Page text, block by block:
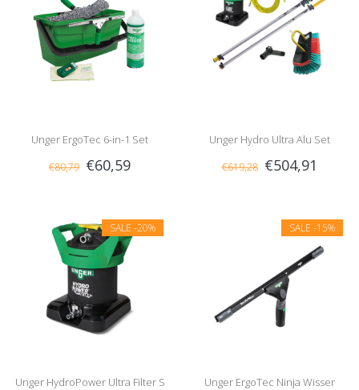
Unger ErgoTec 6-in-1 Set
€80,79 €60,59
Unger Hydro Ultra Alu Set
€619,28 €504,91
SALE -20%
Unger HydroPower Ultra Filter S
SALE -15%
Unger ErgoTec Ninja Wisser